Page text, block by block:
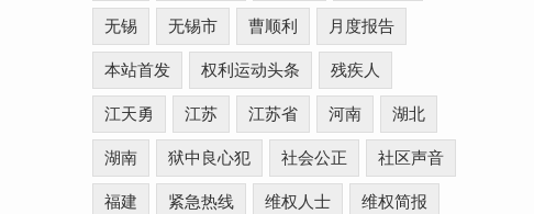
无锡 无锡市 曹顺利 月度报告
本站首发 权利运动头条 残疾人
江天勇 江苏 江苏省 河南 湖北
湖南 狱中良心犯 社会公正 社区声音
福建 紧急热线 维权人士 维权简报